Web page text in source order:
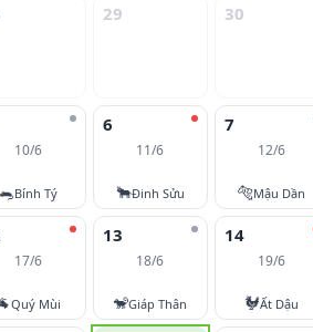
29 30
10/6
🐀Bính Tý
6
11/6
🐂Đinh Sửu
7
12/6
🐅Mậu Dần
17/6
Quý Mùi
13
18/6
🐒Giáp Thân
14
19/6
🐓Ất Dậu